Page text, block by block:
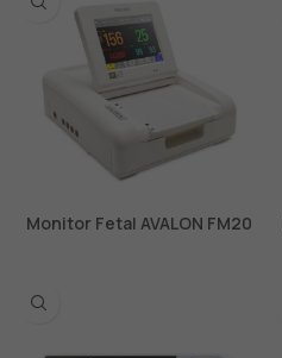
Monitor Fetal AVALON FM20